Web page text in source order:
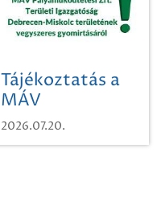
Tájékoztatás a
MÁV
Pályaműködtetési
Zrt. Területi
2026.07.20.